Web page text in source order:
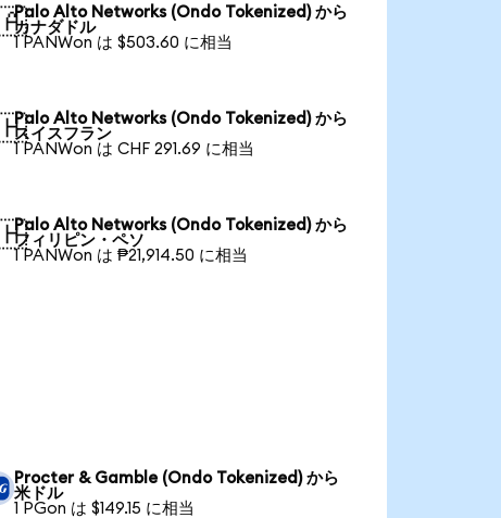
Palo Alto Networks (Ondo Tokenized) から
カナダドル
1 PANWon は $503.60 に相当
Palo Alto Networks (Ondo Tokenized) から
スイスフラン
1 PANWon は CHF 291.69 に相当
Palo Alto Networks (Ondo Tokenized) から
フィリピン・ペソ
1 PANWon は ₱21,914.50 に相当
Procter & Gamble (Ondo Tokenized) から
米ドル
1 PGon は $149.15 に相当